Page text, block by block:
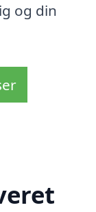
og din